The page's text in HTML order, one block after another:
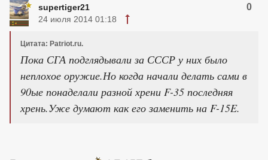
supertiger21 0
24 июля 2014 01:18
Цитата: Patriot.ru.
Пока СГА подглядывали за СССР у них было
неплохое оружие.Но когда начали делать сами в
90ые понаделали разной хрени F-35 последняя
хрень.Уже думают как его заменить на F-15E.